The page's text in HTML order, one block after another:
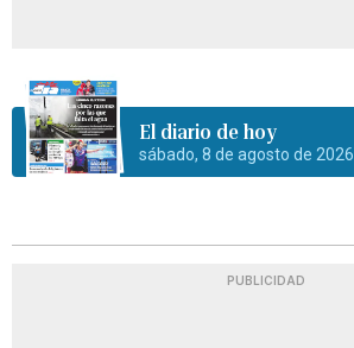
El diario de hoy
sábado, 8 de agosto de 2026
PUBLICIDAD